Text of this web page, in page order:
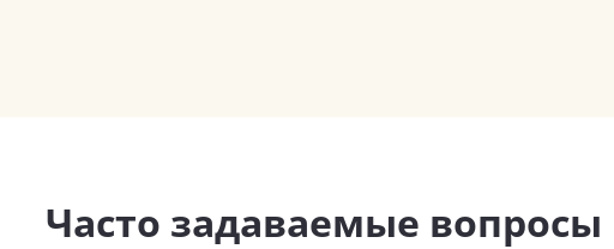
Часто задаваемые вопросы